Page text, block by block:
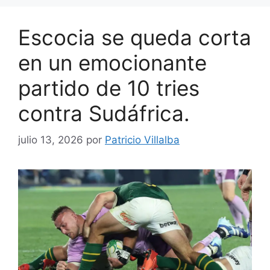
Escocia se queda corta
en un emocionante
partido de 10 tries
contra Sudáfrica.
julio 13, 2026 por Patricio Villalba